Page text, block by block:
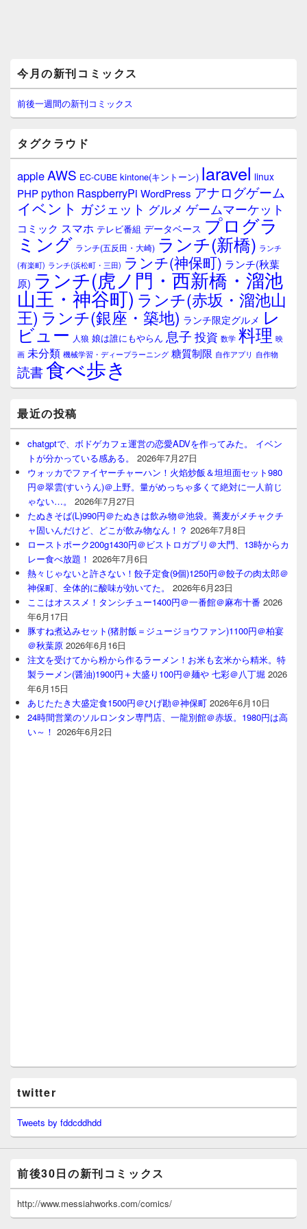
イ
ン
サ
イ
ウ
ィ
ジ
ェ
ア
今月の新刊コミックス
前後一週間の新刊コミックス
タグクラウド
appleAWS EC-CUBE kintone(キントーン) laravel linux
PHPpython RaspberryPi WordPress アナログゲーム
イベント ガジェット グルメ ゲームマーケット
コミック スマホ テレビ番組 データベース プログラ
ミング ランチ(五反田・大崎) ランチ(新橋) ランチ
(有楽町) ランチ(浜松町・三田) ランチ(神保町) ランチ(秋葉
原) ランチ(虎ノ門・西新橋・溜池
山王・神谷町) ランチ(赤坂・溜池山
王) ランチ(銀座・築地) ランチ限定グルメ レ
ビュー 人狼 娘は誰にもやらん 息子 投資 数学 料理 映
画 未分類 機械学習・ディープラーニング 糖質制限 自作アプリ 自作物
読書食べ歩き
最近の投稿
chatgptで、ボドゲカフェ運営の恋愛ADVを作ってみた。 イベン
トが分かっている感ある。
2026年7月27日
ウォッカでファイヤーチャーハン！火焰炒飯＆坦坦面セット980
円＠翠雲(すいうん)＠上野。量がめっちゃ多くて絶対に一人前じ
ゃない…。
2026年7月27日
たぬきそば(L)990円＠たぬきは飲み物＠池袋。蕎麦がメチャクチ
ャ固いんだけど、どこが飲み物なん！？ 2026年7月8日
ローストポーク200g1430円＠ビストロガブリ＠大門、13時からカ
レー食べ放題！ 2026年7月6日
熱々じゃないと許さない！餃子定食(9個)1250円＠餃子の肉太郎＠
神保町、全体的に酸味が効いてた。
2026年6月23日
ここはオススメ！タンシチュー1400円＠一番館＠麻布十番 2026
年6月17日
豚すね煮込みセット(猪肘飯＝ジュージョウファン)1100円＠柏宴
＠秋葉原 2026年6月16日
注文を受けてから粉から作るラーメン！お米も玄米から精米。特
製ラーメン(醤油)1900円＋大盛り100円＠麺や 七彩＠八丁堀 2026
年6月15日
あじたたき大盛定食1500円＠ひげ勘＠神保町 2026年6月10日
24時間営業のソルロンタン専門店、一龍別館＠赤坂。1980円は高
い～！ 2026年6月2日
twitter
Tweets by fddcddhdd
前後30日の新刊コミックス
http://www.messiahworks.com/comics/